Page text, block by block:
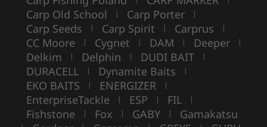
Carp Old School | Carp Porter |
Carp Seeds | Carp Spirit | Carprus |
CC Moore | Cygnet | DAM | Deeper |
Delkim | Delphin | DUDI BAIT |
DURACELL | Dynamite Baits |
EKO BAITS | ENERGIZER |
EnterpriseTackle | ESP | FIL |
Fishstone | Fox | GABY | Gamakatsu